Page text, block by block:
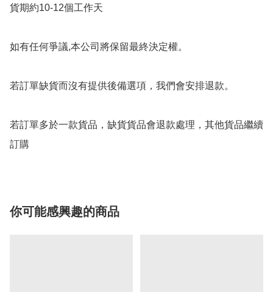
貨期約10-12個工作天
如有任何爭議,本公司將保留最終決定權。
若訂單缺貨而沒有提供後備選項，我們會安排退款。
若訂單多於一款貨品，缺貨貨品會退款處理，其他貨品繼續
你可能感興趣的商品